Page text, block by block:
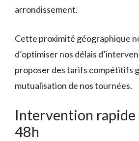
arrondissement.
Cette proximité géographique
d’optimiser nos délais
proposer des tarifs compétitifs
mutualisation de nos tournées.
Intervention rapide
48h